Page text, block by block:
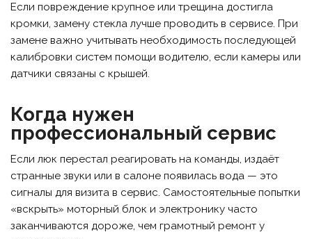
Если повреждение крупное или трещина достигла
кромки, замену стекла лучше проводить в сервисе. При
замене важно учитывать необходимость последующей
калибровки систем помощи водителю, если камеры или
датчики связаны с крышей.
Когда нужен
профессиональный сервис
Если люк перестал реагировать на команды, издаёт
странные звуки или в салоне появилась вода — это
сигналы для визита в сервис. Самостоятельные попытки
«вскрыть» моторный блок и электронику часто
заканчиваются дороже, чем грамотный ремонт у